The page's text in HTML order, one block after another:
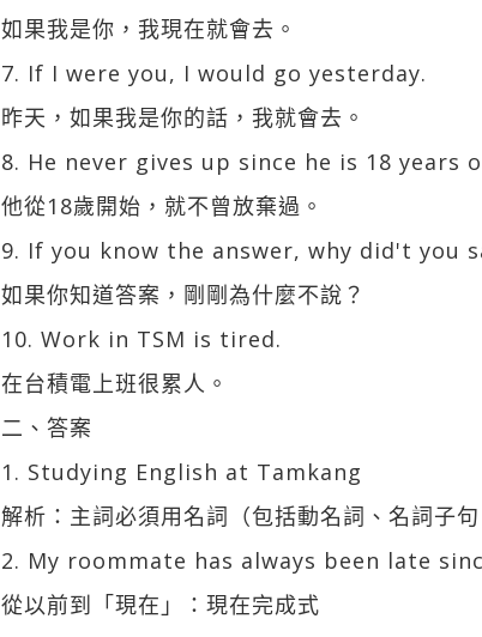
如果我是你，我現在就會去。
7. If I were you, I would go yesterday.
昨天，如果我是你的話，我就會去。
8. He never gives up since he is 18 years
他從18歲開始，就不曾放棄過。
9. If you know the answer, why did't you
如果你知道答案，剛剛為什麼不說？
10. Work in TSM is tired.
在台積電上班很累人。
二、答案
1. Studying English at Tamkang
解析：主詞必須用名詞（包括動名詞、名詞子
2. My roommate has always been late
從以前到「現在」：現在完成式